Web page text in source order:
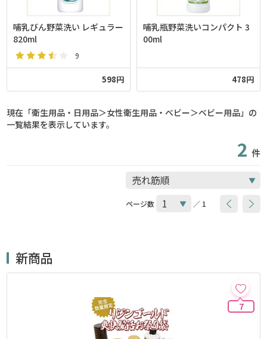
哺乳びん野菜洗い レギュラー
820ml
9
598円
哺乳瓶野菜洗いコンパクト 3
00ml
478円
現在「衛生用品・日用品＞女性衛生用品・ベビー＞ベビー用品」の
一覧結果を表示しています。
2 件
ページ数 ／ 1
新商品
7